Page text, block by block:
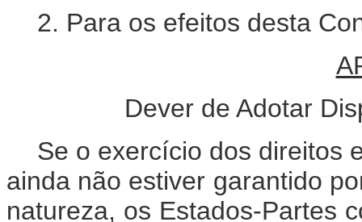
2. Para os efeitos desta
Dever de Adotar
Se o exercício dos direitos
ainda não estiver garantido
natureza, os Estados-Partes